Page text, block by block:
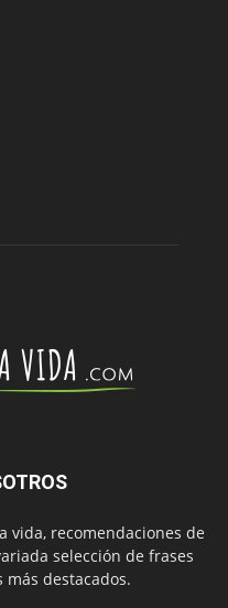
vida, recomendaciones de
selección de frases
destacados.